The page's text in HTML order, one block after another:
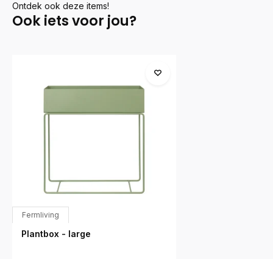
Ontdek ook deze items!
Ook iets voor jou?
Fermliving
Plantbox - large